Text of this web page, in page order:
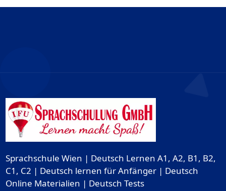
Sprachschule Wien | Deutsch Lernen A1, A2, B1, B2,
C1, C2 | Deutsch lernen für Anfänger | Deutsch
Online Materialien | Deutsch Tests